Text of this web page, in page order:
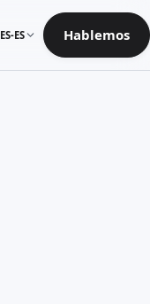
ES-ES Hablemos